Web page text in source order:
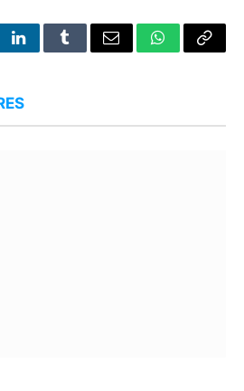
LinkedInTumblrEmail WhatsApp
Copy